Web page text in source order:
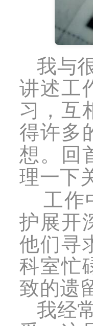
我与
讲述工
习，互
得许多
想。回
理一下
工作
护展开
他们寻
科室忙
致的遗
我经